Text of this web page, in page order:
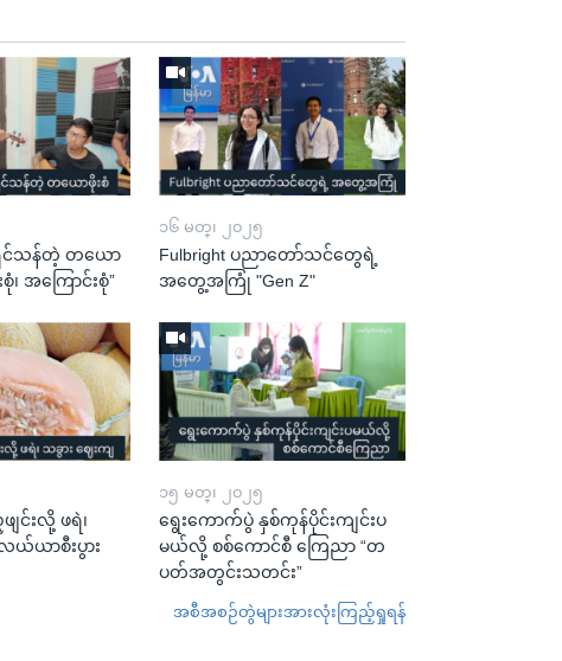
င်သန်တဲ့ တယော
စုံ၊ အကြောင်းစုံ”
၁၆ မတ္၊ ၂၀၂၅
Fulbright ပညာတော်သင်တွေရဲ့
အတွေ့အကြုံ "Gen Z"
င်းလို့ ဖရဲ၊
ယ်ယာစီးပွား
၁၅ မတ္၊ ၂၀၂၅
ရွေးကောက်ပွဲ နှစ်ကုန်ပိုင်းကျင်းပ
မယ်လို့ စစ်ကောင်စီ ကြေညာ “တ
ပတ်အတွင်းသတင်း”
အစီအစဉ်တွဲများအားလုံးကြည့်ရှုရန်